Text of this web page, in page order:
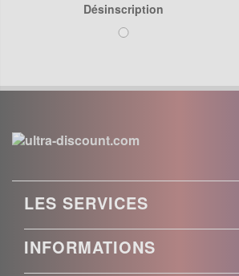
Désinscription
LES SERVICES
INFORMATIONS